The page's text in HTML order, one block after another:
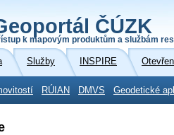
ČÚZK
k mapovým produktům a službám
Služby INSPIRE
RÚIAN DMVS Geodetické